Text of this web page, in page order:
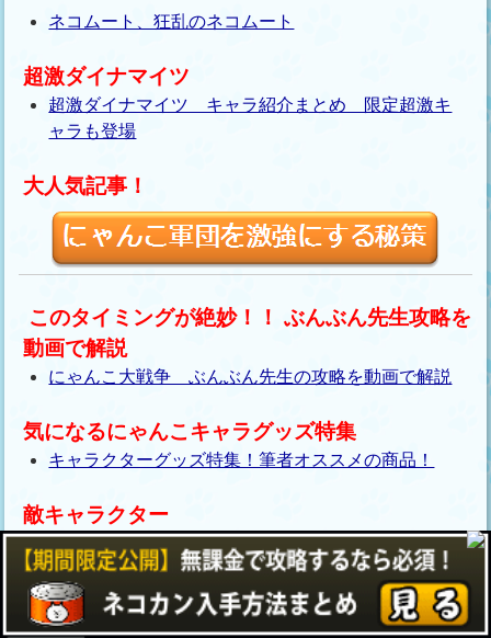
ネコムート、狂乱のネコムート
超激ダイナマイツ
超激ダイナマイツ キャラ紹介まとめ 限定超激キ
ャラも登場
大人気記事！
このタイミングが絶妙！！ ぶんぶん先生攻略を
動画で解説
にゃんこ大戦争 ぶんぶん先生の攻略を動画で解説
気になるにゃんこキャラグッズ特集
キャラクターグッズ特集！筆者オススメの商品！
敵キャラクター
敵キャラクター一覧！ ①敵キャラ図鑑でチェッ
ク！
敵キャラクター一覧！ ② ラスボスはカオル君？